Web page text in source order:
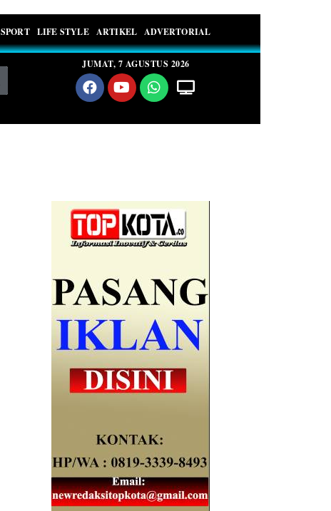
SPORT LIFE STYLE ARTIKEL ADVERTORIAL
JUMAT, 7 AGUSTUS 2026